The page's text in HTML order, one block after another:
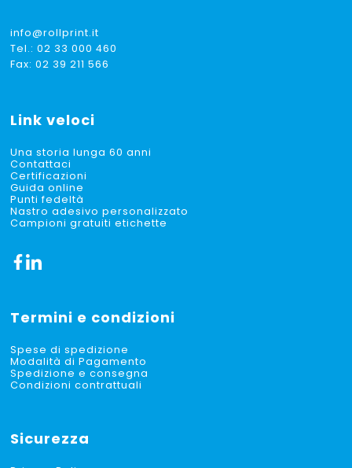
info@rollprint.it
Tel.:02 33 000 460
Fax: 02 39 211 566
Link veloci
Una storia lunga 60 anni
Contattaci
Certificazioni
Guida online
Punti fedeltà
Nastro adesivo personalizzato
Campioni gratuiti etichette
Termini e condizioni
Spese di spedizione
Modalità di Pagamento
Spedizione e consegna
Condizioni contrattuali
Sicurezza